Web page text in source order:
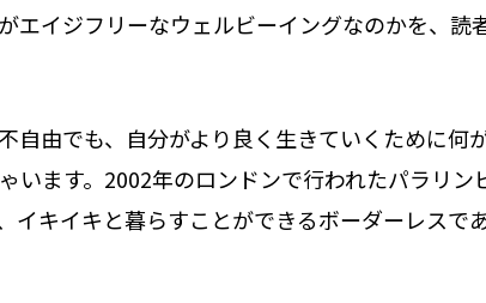
エイジフリーなウェルビーイングなのかを、
自由でも、自分がより良く生きていくために
います。2002年のロンドンで行われたパラリ
イキイキと暮らすことができるボーダーレスで